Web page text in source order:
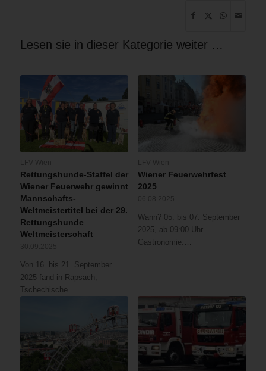
Lesen sie in dieser Kategorie weiter …
Rettungshunde-Staffel der
Wiener Feuerwehr gewinnt
Mannschafts-
Weltmeistertitel bei der 29.
Rettungshunde
Weltmeisterschaft
Von 16. bis 21. September
2025 fand in Rapsach,
Tschechische…
Wiener Feuerwehrfest
2025
Wann? 05. bis 07. September
2025, ab 09:00 Uhr
Gastronomie:…